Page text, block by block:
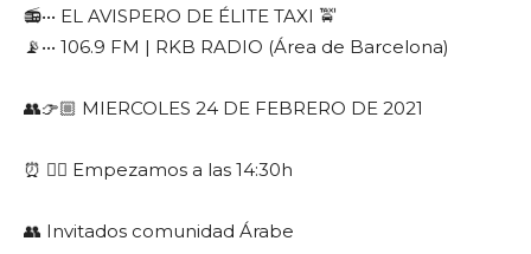
📻••• EL AVISPERO DE ÉLITE TAXI 🚖
📡••• 106.9 FM | RKB RADIO (Área de Barcelona)
👥👉🏼 MIERCOLES 24 DE FEBRERO DE 2021
⏰ 👉🏼 Empezamos a las 14:30h
👥 Invitados comunidad Árabe